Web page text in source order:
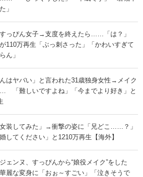
」
っぴん女子→支度を終えたら……「は？」
110万再生「ぶっ刺さった」「かわいすぎて
ん」
んはヤバい」と言われた31歳独身女性→メイク
「難しいですよね」「今までより好き」と
装してみた」→衝撃の姿に「兄どこ……？」
してください」と1210万再生【海外】
ェンヌ、すっぴんから“娘役メイク”をした
な変身に「おぉ～すごい」「泣きそうで